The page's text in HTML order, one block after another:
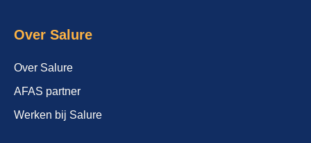
Over Salure
Over Salure
AFAS partner
Werken bij Salure